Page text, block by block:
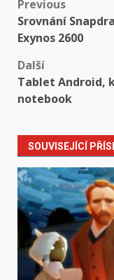
Post
Previous
Srovnání
Exynos 2600
Další
Tablet Android,
notebook
SOUVISEJÍCÍ